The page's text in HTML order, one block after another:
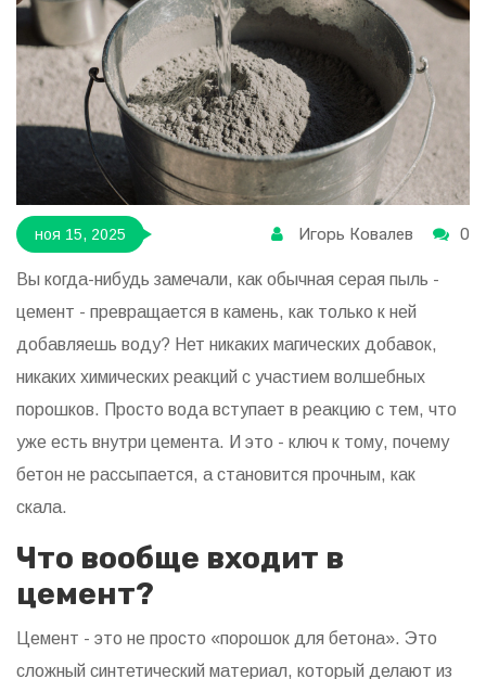
ноя 15, 2025 Игорь Ковалев 0
Вы когда-нибудь замечали, как обычная серая пыль -
цемент - превращается в камень, как только к ней
добавляешь воду? Нет никаких магических добавок,
никаких химических реакций с участием волшебных
порошков. Просто вода вступает в реакцию с тем, что
уже есть внутри цемента. И это - ключ к тому, почему
бетон не рассыпается, а становится прочным, как
скала.
Что вообще входит в
цемент?
Цемент - это не просто «порошок для бетона». Это
сложный синтетический материал, который делают из